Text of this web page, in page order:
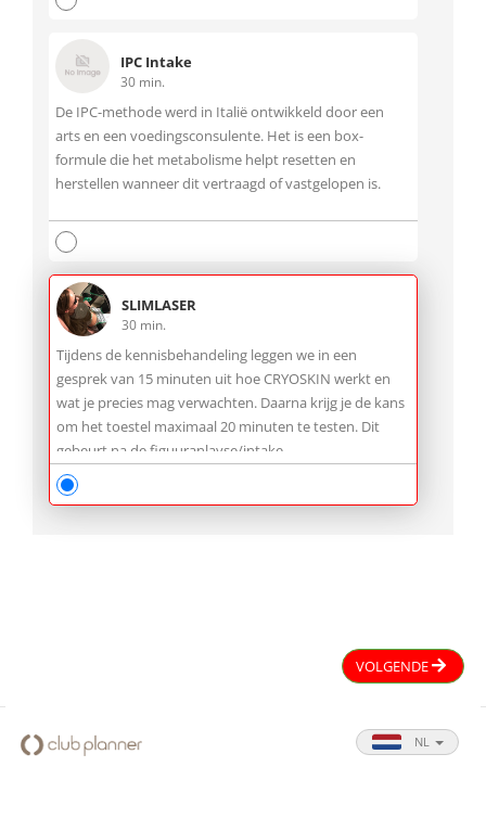
IPC Intake
30 min.
De IPC-methode werd in Italië ontwikkeld door een
arts en een voedingsconsulente. Het is een box-
formule die het metabolisme helpt resetten en
herstellen wanneer dit vertraagd of vastgelopen is.
SLIMLASER
30 min.
Tijdens de kennisbehandeling leggen we in een
gesprek van 15 minuten uit hoe CRYOSKIN werkt en
wat je precies mag verwachten. Daarna krijg je de kans
om het toestel maximaal 20 minuten te testen. Dit
gebeurt na de figuuranlayse/intake
VOLGENDE
NL